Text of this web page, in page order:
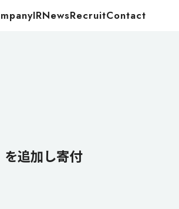
IRNewsRecruitContact
追加し寄付